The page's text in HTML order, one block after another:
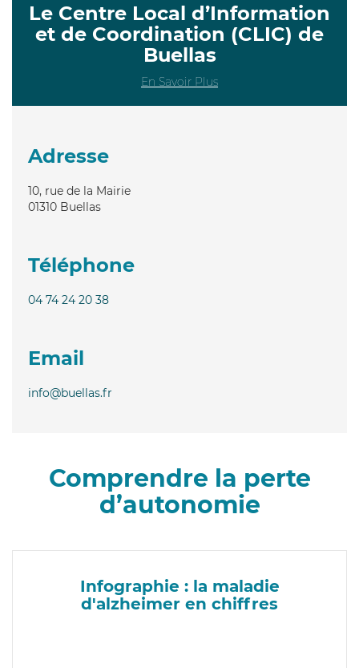
Le Centre Local d’Information
et de Coordination (CLIC) de
Buellas
En Savoir Plus
Adresse
10, rue de la Mairie
01310 Buellas
Téléphone
04 74 24 20 38
Email
info@buellas.fr
Comprendre la perte
d’autonomie
Infographie : la maladie
d'alzheimer en chiffres